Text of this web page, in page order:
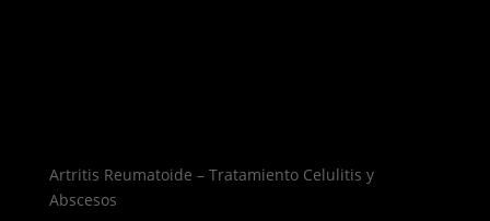
Artritis Reumatoide – Tratamiento Celulitis y
Abscesos